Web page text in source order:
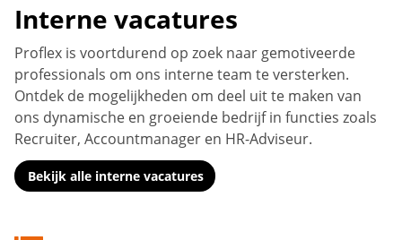
Interne vacatures
Proflex is voortdurend op zoek naar gemotiveerde
professionals om ons interne team te versterken.
Ontdek de mogelijkheden om deel uit te maken van
ons dynamische en groeiende bedrijf in functies zoals
Recruiter, Accountmanager en HR-Adviseur.
Bekijk alle interne vacatures